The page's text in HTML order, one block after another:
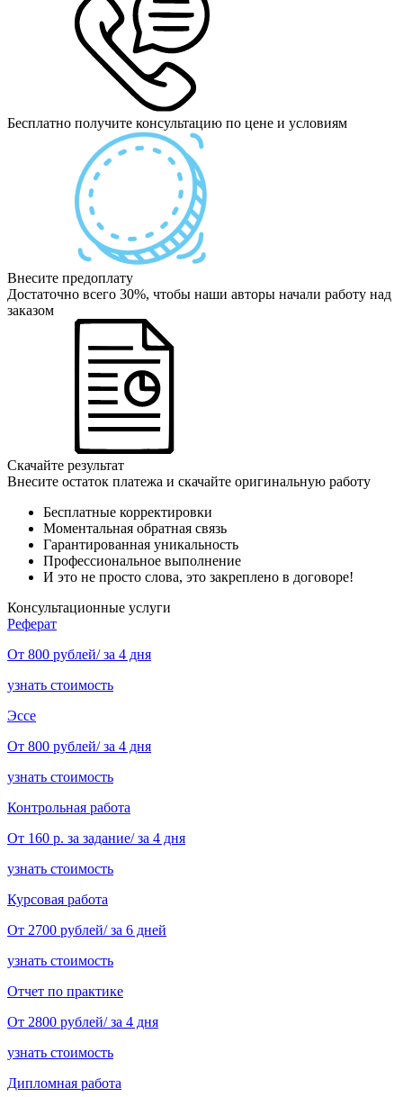
Бесплатно получите консультацию по цене и условиям
Внесите предоплату
Достаточно всего 30%, чтобы наши авторы начали работу над
заказом
Скачайте результат
Внесите остаток платежа и скачайте оригинальную работу
Бесплатные корректировки
Моментальная обратная связь
Гарантированная уникальность
Профессиональное выполнение
И это не просто слова, это закреплено в договоре!
Консультационные услуги
Реферат
От 800 рублей/ за 4 дня
узнать стоимость
Эссе
От 800 рублей/ за 4 дня
узнать стоимость
Контрольная работа
От 160 р. за задание/ за 4 дня
узнать стоимость
Курсовая работа
От 2700 рублей/ за 6 дней
узнать стоимость
Отчет по практике
От 2800 рублей/ за 4 дня
узнать стоимость
Дипломная работа